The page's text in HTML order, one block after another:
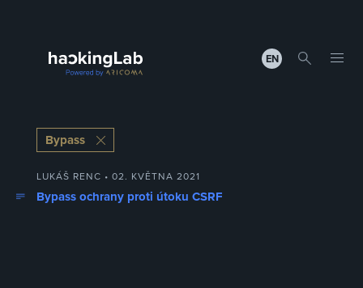
EN
Bypass
LUKÁŠ RENC • 02. KVĚTNA 2021
Bypass ochrany proti útoku CSRF